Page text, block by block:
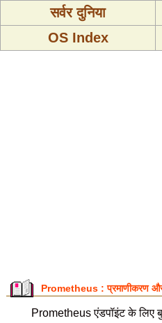
सर्वर दुनिया
OS Index
Prometheus : प्रमाणीकरण
Prometheus एंडपॉइंट के लिए